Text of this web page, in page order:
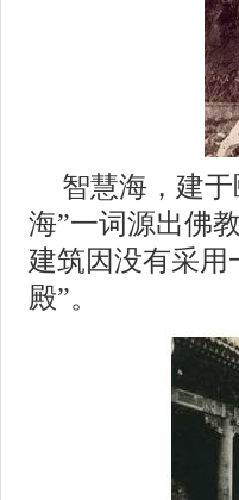
智慧海，建
海”一词源出佛
建筑因没有采用
殿”。